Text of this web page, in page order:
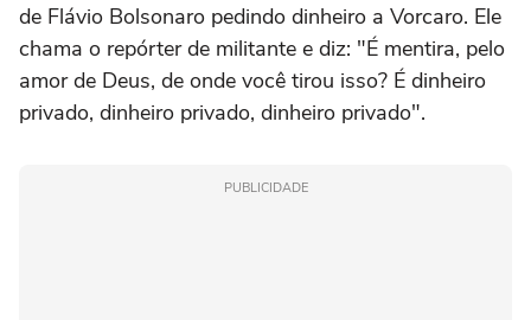
de Flávio Bolsonaro pedindo dinheiro a Vorcaro. Ele
chama o repórter de militante e diz: "É mentira, pelo
amor de Deus, de onde você tirou isso? É dinheiro
privado, dinheiro privado, dinheiro privado".
PUBLICIDADE